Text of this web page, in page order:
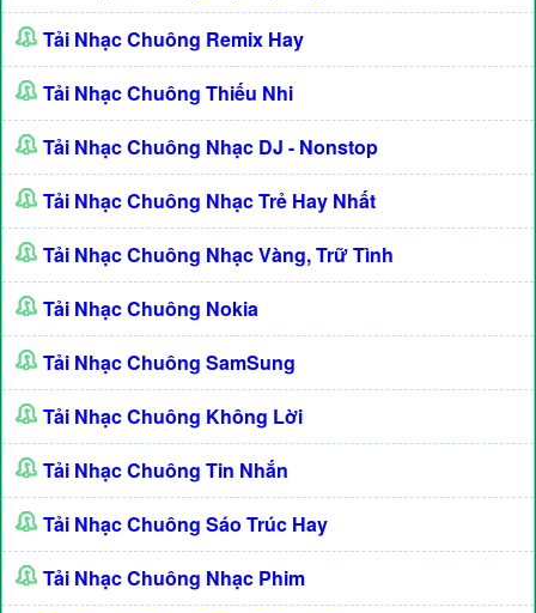
Tải Nhạc Chuông Remix Hay
Tải Nhạc Chuông Thiếu Nhi
Tải Nhạc Chuông Nhạc DJ - Nonstop
Tải Nhạc Chuông Nhạc Trẻ Hay Nhất
Tải Nhạc Chuông Nhạc Vàng, Trữ Tình
Tải Nhạc Chuông Nokia
Tải Nhạc Chuông SamSung
Tải Nhạc Chuông Không Lời
Tải Nhạc Chuông Tin Nhắn
Tải Nhạc Chuông Sáo Trúc Hay
Tải Nhạc Chuông Nhạc Phim